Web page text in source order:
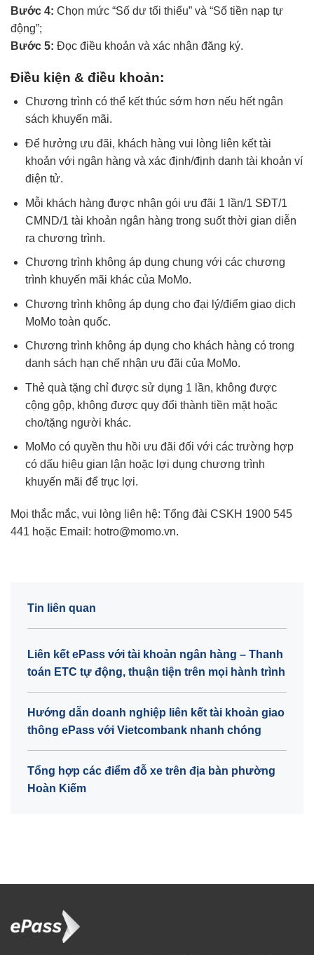
Bước 4: Chọn mức “Số dư tối thiểu” và “Số tiền nạp tự
động”;
Bước 5: Đọc điều khoản và xác nhận đăng ký.
Điều kiện & điều khoản:
Chương trình có thể kết thúc sớm hơn nếu hết ngân
sách khuyến mãi.
Để hưởng ưu đãi, khách hàng vui lòng liên kết tài
khoản với ngân hàng và xác định/định danh tài khoản ví
điện tử.
Mỗi khách hàng được nhận gói ưu đãi 1 lần/1 SĐT/1
CMND/1 tài khoản ngân hàng trong suốt thời gian diễn
ra chương trình.
Chương trình không áp dụng chung với các chương
trình khuyến mãi khác của MoMo.
Chương trình không áp dụng cho đại lý/điểm giao dịch
MoMo toàn quốc.
Chương trình không áp dụng cho khách hàng có trong
danh sách hạn chế nhận ưu đãi của MoMo.
Thẻ quà tặng chỉ được sử dụng 1 lần, không được
cộng gộp, không được quy đổi thành tiền mặt hoặc
cho/tặng người khác.
MoMo có quyền thu hồi ưu đãi đối với các trường hợp
có dấu hiệu gian lận hoặc lợi dụng chương trình
khuyến mãi để trục lợi.
Mọi thắc mắc, vui lòng liên hệ: Tổng đài CSKH 1900 545
441 hoặc Email: hotro@momo.vn.
Tin liên quan
Liên kết ePass với tài khoản ngân hàng – Thanh
toán ETC tự động, thuận tiện trên mọi hành trình
Hướng dẫn doanh nghiệp liên kết tài khoản giao
thông ePass với Vietcombank nhanh chóng
Tổng hợp các điểm đỗ xe trên địa bàn phường
Hoàn Kiếm